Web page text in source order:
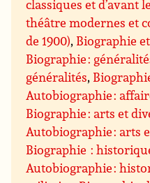
classiques et d’avant
théâtre modernes et
de 1900), Biographie
Biographie :
généralités,
Autobiographie :
Biographie : arts et
Autobiographie : arts
Biographie :
Autobiographie :